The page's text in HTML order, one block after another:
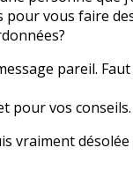
vous faire
pareil.
pour vos conseils.
vraiment